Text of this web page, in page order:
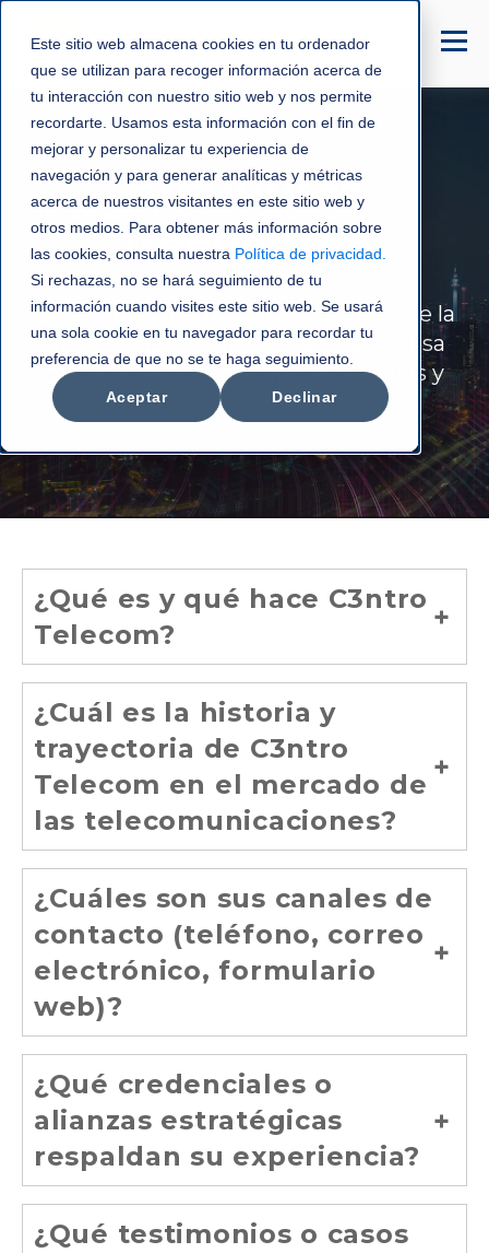
Este sitio web almacena cookies en tu ordenador
que se utilizan para recoger información acerca de
tu interacción con nuestro sitio web y nos permite
recordarte. Usamos esta información con el fin de
mejorar y personalizar tu experiencia de
navegación y para generar analíticas y métricas
acerca de nuestros visitantes en este sitio web y
otros medios. Para obtener más información sobre
las cookies, consulta nuestra Política de privacidad
Si rechazas, no se hará seguimiento de tu
información cuando visites este sitio web. Se usará
una sola cookie en tu navegador para recordar tu
preferencia de que no se te haga seguimiento.
Aceptar Declinar
Preguntas
frecuentes
En C3ntro Telecom entendemos que la
transformación digital de tu empresa
merece respuestas rápidas, seguras y
confiables.
¿Qué es y qué hace C3ntro
Telecom?
¿Cuál es la historia y
trayectoria de C3ntro
Telecom en el mercado de
las telecomunicaciones?
¿Cuáles son sus canales de
contacto (teléfono, correo
electrónico, formulario
web)?
¿Qué credenciales o
alianzas estratégicas
respaldan su experiencia?
¿Qué testimonios o casos